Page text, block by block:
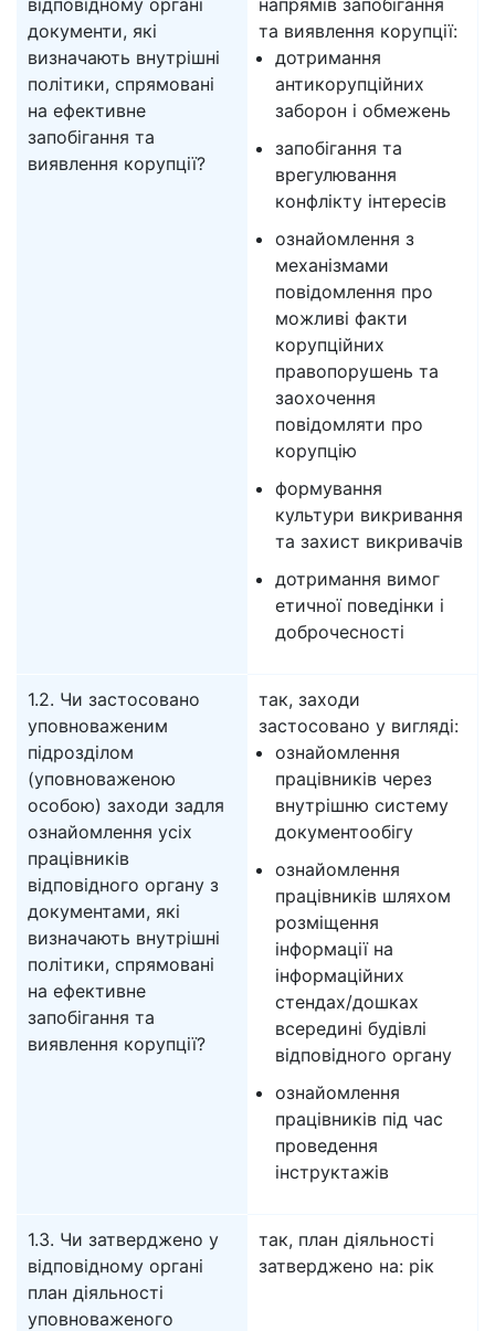
відповідному органі
документи, які
визначають внутрішні
політики, спрямовані
на ефективне
запобігання та
виявлення корупції?
напрямів запобігання
та виявлення корупції:
дотримання
антикорупційних
заборон і обмежень
запобігання та
врегулювання
конфлікту інтересів
ознайомлення з
механізмами
повідомлення про
можливі факти
корупційних
правопорушень та
заохочення
повідомляти про
корупцію
формування
культури викривання
та захист викривачів
дотримання вимог
етичної поведінки і
доброчесності
1.2. Чи застосовано
уповноваженим
підрозділом
(уповноваженою
особою) заходи задля
ознайомлення усіх
працівників
відповідного органу з
документами, які
визначають внутрішні
політики, спрямовані
на ефективне
запобігання та
виявлення корупції?
так, заходи
застосовано у вигляді:
ознайомлення
працівників через
внутрішню систему
документообігу
ознайомлення
працівників шляхом
розміщення
інформації на
інформаційних
стендах/дошках
всередині будівлі
відповідного органу
ознайомлення
працівників під час
проведення
інструктажів
1.3. Чи затверджено у
відповідному органі
план діяльності
уповноваженого
так, план діяльності
затверджено на: рік